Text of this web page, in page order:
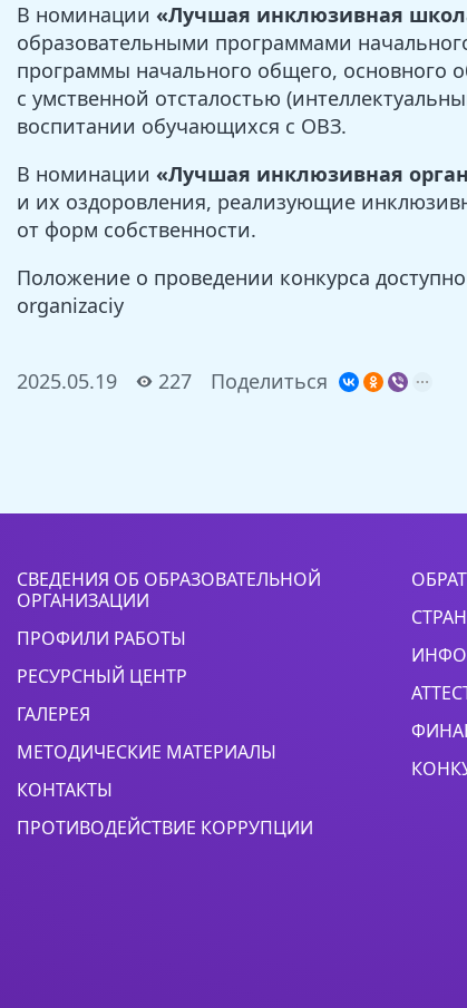
В номинации «Лучшая инклюзивная
образовательными программами
программы начального общего, основного
с умственной отсталостью
воспитании обучающихся с ОВЗ.
В номинации «Лучшая инклюзивная
и их оздоровления, реализующие
от форм собственности.
Положение о проведении конкурса
organizaciy
2025.05.19 227 Поделиться
СВЕДЕНИЯ ОБ ОБРАЗОВАТЕЛЬНОЙ
ОРГАНИЗАЦИИ
ПРОФИЛИ РАБОТЫ
РЕСУРСНЫЙ ЦЕНТР
ГАЛЕРЕЯ
МЕТОДИЧЕСКИЕ МАТЕРИАЛЫ
КОНТАКТЫ
ПРОТИВОДЕЙСТВИЕ КОРРУПЦИИ